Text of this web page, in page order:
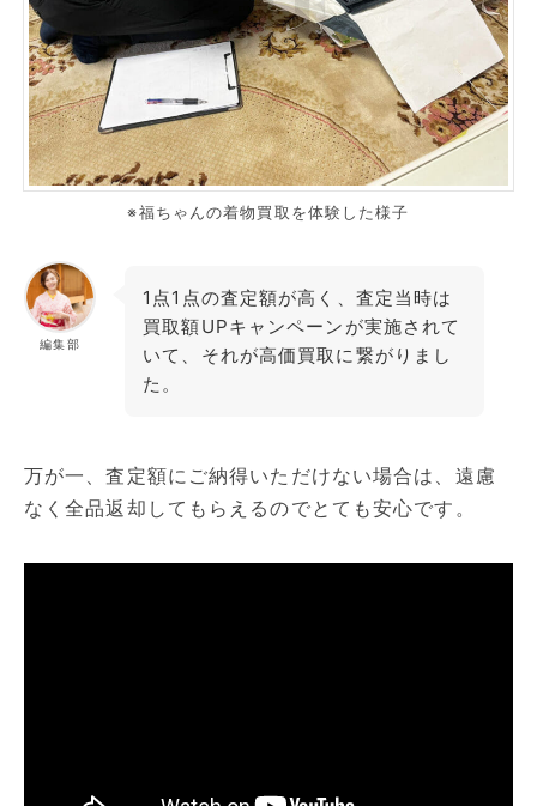
※福ちゃんの着物買取を体験した様子
編集部
1点1点の査定額が高く、査定当時は
買取額UPキャンペーンが実施されて
いて、それが高価買取に繋がりまし
た。
万が一、査定額にご納得いただけない場合は、遠慮
なく全品返却してもらえるのでとても安心です。